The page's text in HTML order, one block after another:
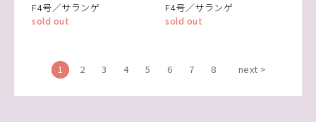
F4号／サランゲ
sold out
F4号／サランゲ
sold out
1 2 3 4 5 6 7 8 next >